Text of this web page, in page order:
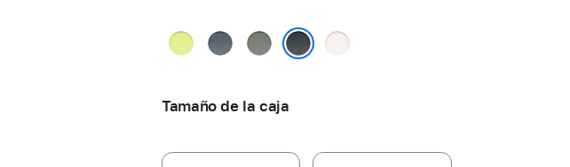
AmarilloAzul
Gris
verdoso
Rosa
Tamaño de la caja